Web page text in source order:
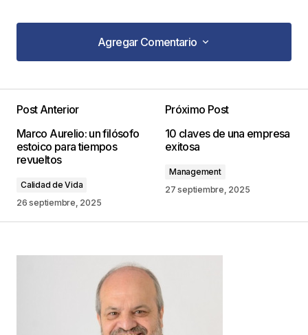
Agregar Comentario
Agregar Comentario
publicada. Los campos obligatorios están
marcados con*
Comentario
*
Post Anterior
Marco Aurelio: un filósofo
estoico para tiempos
revueltos
Calidad de Vida
26 septiembre, 2025
Próximo Post
10 claves de una empresa
exitosa
Management
27 septiembre, 2025